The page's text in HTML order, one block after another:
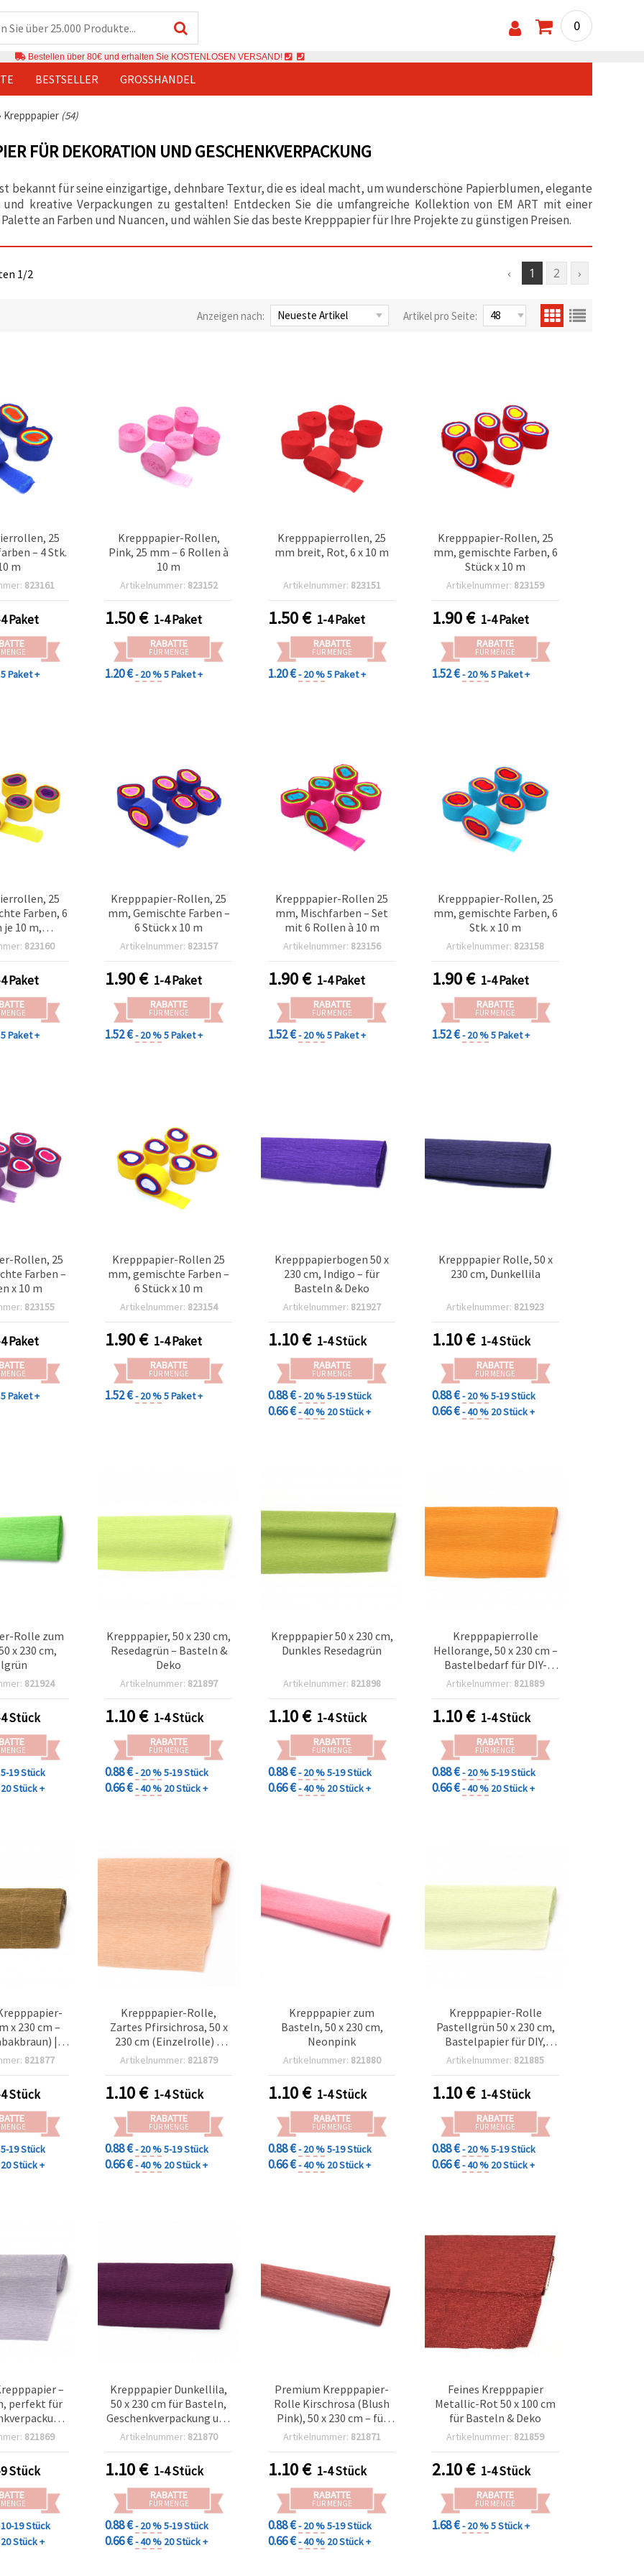
0
Bestellen über 80€ und erhalten Sie KOSTENLOSEN VERSAND!
BESTSELLER GROSSHANDEL
Krepppapier (54)
FÜR DEKORATION UND GESCHENKVERPACKUNG
bekannt für seine einzigartige, dehnbare Textur, die es ideal macht, um wunderschöne Papierblumen, elegante
und kreative Verpackungen zu gestalten! Entdecken Sie die umfangreiche Kollektion von EM ART mit einer
an Farben und Nuancen, und wählen Sie das beste Krepppapier für Ihre Projekte zu günstigen Preisen.
‹ 1 2 ›
1/2
Anzeigen nach: Artikel pro Seite:
25
– 4 Stk.
m
823161
Paket
5 Paket +
Krepppapier-Rollen,
Pink, 25 mm – 6 Rollen à
10 m
Artikelnummer: 823152
1.50€ 1-4 Paket
RABATTE
FÜR MENGE
1.20 €- 20 %5 Paket +
Krepppapierrollen, 25
mm breit, Rot, 6 x 10 m
Artikelnummer: 823151
1.50€ 1-4 Paket
RABATTE
FÜR MENGE
1.20 €- 20 %5 Paket +
Krepppapier-Rollen, 25
mm, gemischte Farben, 6
Stück x 10 m
Artikelnummer: 823159
1.90€ 1-4 Paket
RABATTE
FÜR MENGE
1.52 €- 20 %5 Paket +
25
Farben, 6
je 10 m,
& DIY
823160
Paket
5 Paket +
Krepppapier-Rollen, 25
mm, Gemischte Farben –
6 Stück x 10 m
Artikelnummer: 823157
1.90€ 1-4 Paket
RABATTE
FÜR MENGE
1.52 €- 20 %5 Paket +
Krepppapier-Rollen 25
mm, Mischfarben – Set
mit 6 Rollen à 10 m
Artikelnummer: 823156
1.90€ 1-4 Paket
RABATTE
FÜR MENGE
1.52 €- 20 %5 Paket +
Krepppapier-Rollen, 25
mm, gemischte Farben, 6
Stk. x 10 m
Artikelnummer: 823158
1.90€ 1-4 Paket
RABATTE
FÜR MENGE
1.52 €- 20 %5 Paket +
Rollen, 25
Farben –
x 10 m
823155
Paket
5 Paket +
Krepppapier-Rollen 25
mm, gemischte Farben –
6 Stück x 10 m
Artikelnummer: 823154
1.90€ 1-4 Paket
RABATTE
FÜR MENGE
1.52 €- 20 %5 Paket +
Krepppapierbogen 50 x
230 cm, Indigo – für
Basteln & Deko
Artikelnummer: 821927
1.10€ 1-4 Stück
RABATTE
FÜR MENGE
0.88 €- 20 %5-19 Stück
0.66 €- 40 % 20 Stück +
Krepppapier Rolle, 50 x
230 cm, Dunkellila
Artikelnummer: 821923
1.10€ 1-4 Stück
RABATTE
FÜR MENGE
0.88 €- 20 %5-19 Stück
0.66 €- 40 % 20 Stück +
Rolle zum
x 230 cm,
821924
Stück
5-19 Stück
20 Stück +
Krepppapier, 50 x 230 cm,
Resedagrün – Basteln &
Deko
Artikelnummer: 821897
1.10€ 1-4 Stück
RABATTE
FÜR MENGE
0.88 €- 20 %5-19 Stück
0.66 €- 40 % 20 Stück +
Krepppapier 50 x 230 cm,
Dunkles Resedagrün
Artikelnummer: 821898
1.10€ 1-4 Stück
RABATTE
FÜR MENGE
0.88 €- 20 %5-19 Stück
0.66 €- 40 % 20 Stück +
Krepppapierrolle
Hellorange, 50 x 230 cm –
Bastelbedarf für DIY-
Blumen, Partydeko und
Artikelnummer: 821889
1.10€ 1-4 Stück
RABATTE
FÜR MENGE
0.88 €- 20 %5-19 Stück
0.66 €- 40 % 20 Stück +
x 230 cm –
|
für DIY,
&
821877
Stück
5-19 Stück
20 Stück +
Krepppapier-Rolle,
Zartes Pfirsichrosa, 50 x
230 cm (Einzelrolle) –
Strukturiertes
Blumen,
Geschenkverpackung &
Partydeko
Artikelnummer: 821879
1.10€ 1-4 Stück
RABATTE
FÜR MENGE
0.88 €- 20 %5-19 Stück
0.66 €- 40 % 20 Stück +
Krepppapier zum
Basteln, 50 x 230 cm,
Neonpink
Artikelnummer: 821880
1.10€ 1-4 Stück
RABATTE
FÜR MENGE
0.88 €- 20 %5-19 Stück
0.66 €- 40 % 20 Stück +
Krepppapier-Rolle
Pastellgrün 50 x 230 cm,
Bastelpapier für DIY,
Blumenbasteln,
Geschenkverpackung und
Schulprojekte
Artikelnummer: 821885
1.10€ 1-4 Stück
RABATTE
FÜR MENGE
0.88 €- 20 %5-19 Stück
0.66 €- 40 % 20 Stück +
–
perfekt für
und
821869
Stück
10-19 Stück
20 Stück +
Krepppapier Dunkellila,
50 x 230 cm für Basteln,
Geschenkverpackung und
Deko-Projekte
Artikelnummer: 821870
1.10€ 1-4 Stück
RABATTE
FÜR MENGE
0.88 €- 20 %5-19 Stück
0.66 €- 40 % 20 Stück +
Premium Krepppapier-
Rolle Kirschrosa (Blush
Pink), 50 x 230 cm – für
Deko & Basteln, DIY-
Geschenkverpackung
Artikelnummer: 821871
1.10€ 1-4 Stück
RABATTE
FÜR MENGE
0.88 €- 20 %5-19 Stück
0.66 €- 40 % 20 Stück +
Feines Krepppapier
Metallic-Rot 50 x 100 cm
für Basteln & Deko
Artikelnummer: 821859
2.10€ 1-4 Stück
RABATTE
FÜR MENGE
1.68 €- 20 %5 Stück +